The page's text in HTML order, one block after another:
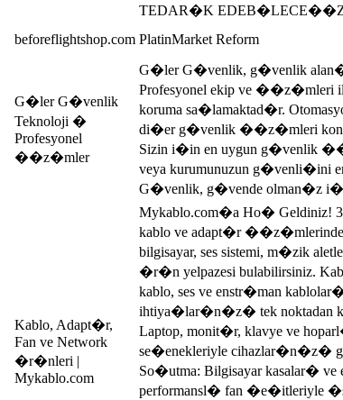
TEDAR�K
beforeflightshop.com PlatinMarket Reform
G�ler G�venlik
Teknoloji �
Profesyonel
��z�mler
G�ler G�venlik, g�venlik
Profesyonel ekip ve ��z�mleri
koruma sa�lamaktad�r.
di�er g�venlik ��z�mleri
Sizin i�in en uygun g�venlik
veya kurumunuzun
G�venlik, g�vende olman�z
Kablo, Adapt�r,
Fan ve Network
�r�nleri |
Mykablo.com
Mykablo.com�a Ho� Geldiniz!
kablo ve adapt�r ��z�mlerinde
bilgisayar, ses sistemi, m�zik
�r�n yelpazesi bulabilirsiniz.
kablo, ses ve enstr�man
ihtiya�lar�n�z� tek noktadan
Laptop, monit�r, klavye ve
se�enekleriyle cihazlar�n�z�
So�utma: Bilgisayar kasalar�
performansl� fan �e�itleriyle